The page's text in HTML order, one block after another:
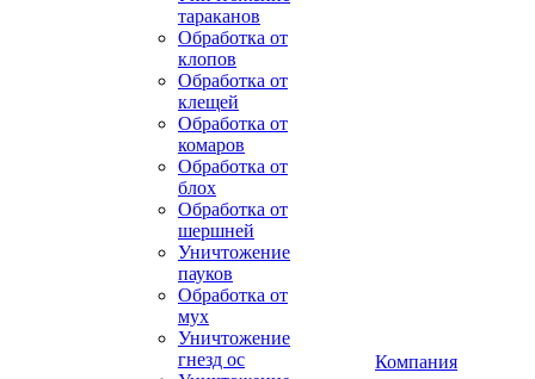
тараканов
Обработка от
клопов
Обработка от
клещей
Обработка от
комаров
Обработка от
блох
Обработка от
шершней
Уничтожение
пауков
Обработка от
мух
Уничтожение
гнезд ос
Компания